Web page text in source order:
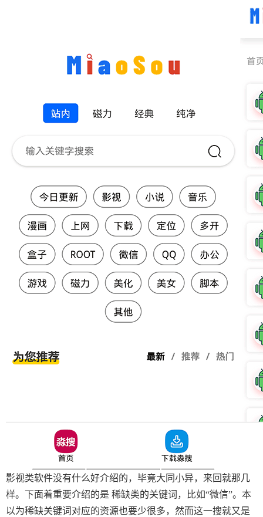
影视类软件没有什么好介绍的，毕竟大同小异，来回就那几
样。下面着重要介绍的是 稀缺类的关键词，比如“微信”。本
以为稀缺关键词对应的资源也要少很多，然而这一搜就又是